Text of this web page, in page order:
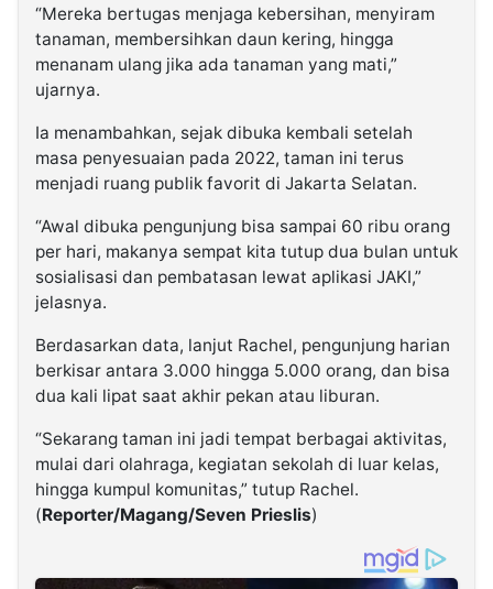
“Mereka bertugas menjaga kebersihan, menyiram
tanaman, membersihkan daun kering, hingga
menanam ulang jika ada tanaman yang mati,”
ujarnya.
Ia menambahkan, sejak dibuka kembali setelah
masa penyesuaian pada 2022, taman ini terus
menjadi ruang publik favorit di Jakarta Selatan.
“Awal dibuka pengunjung bisa sampai 60 ribu orang
per hari, makanya sempat kita tutup dua bulan untuk
sosialisasi dan pembatasan lewat aplikasi JAKI,”
jelasnya.
Berdasarkan data, lanjut Rachel, pengunjung harian
berkisar antara 3.000 hingga 5.000 orang, dan bisa
dua kali lipat saat akhir pekan atau liburan.
“Sekarang taman ini jadi tempat berbagai aktivitas,
mulai dari olahraga, kegiatan sekolah di luar kelas,
hingga kumpul komunitas,” tutup Rachel.
(Reporter/Magang/Seven Prieslis)